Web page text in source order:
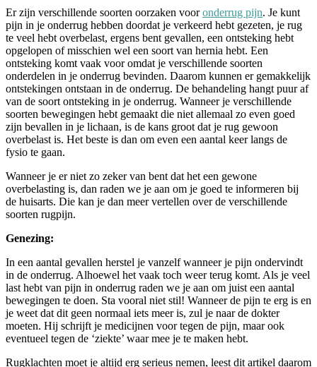
Er zijn verschillende soorten oorzaken vooronderrug pijn. Je kunt
pijn in je onderrug hebben doordat je verkeerd hebt gezeten, je rug
te veel hebt overbelast, ergens bent gevallen, een ontsteking hebt
opgelopen of misschien wel een soort van hernia hebt. Een
ontsteking komt vaak voor omdat je verschillende soorten
onderdelen in je onderrug bevinden. Daarom kunnen er gemakkelijk
ontstekingen ontstaan in de onderrug. De behandeling hangt puur af
van de soort ontsteking in je onderrug. Wanneer je verschillende
soorten bewegingen hebt gemaakt die niet allemaal zo even goed
zijn bevallen in je lichaan, is de kans groot dat je rug gewoon
overbelast is. Het beste is dan om even een aantal keer langs de
fysio te gaan.
Wanneer je er niet zo zeker van bent dat het een gewone
overbelasting is, dan raden we je aan om je goed te informeren bij
de huisarts. Die kan je dan meer vertellen over de verschillende
soorten rugpijn.
Genezing:
In een aantal gevallen herstel je vanzelf wanneer je pijn ondervindt
in de onderrug. Alhoewel het vaak toch weer terug komt. Als je veel
last hebt van pijn in onderrug raden we je aan om juist een aantal
bewegingen te doen. Sta vooral niet stil! Wanneer de pijn te erg is en
je weet dat dit geen normaal iets meer is, zul je naar de dokter
moeten. Hij schrijft je medicijnen voor tegen de pijn, maar ook
eventueel tegen de ‘ziekte’ waar mee je te maken hebt.
Rugklachten moet je altijd erg serieus nemen, leest dit artikel daarom